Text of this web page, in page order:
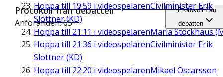
Hoppa till 19:59 i videospelarenCivilminister Erik
Slottner (KD)
Hoppa till 21:11 i videospelarenMaria Stockhaus
Hoppa till 21:36 i videospelarenCivilminister Erik
Slottner (KD)
Hoppa till 22:20 i videospelarenMikael Oscarsson
Protokoll från debatten
Anföranden: 65
Protokoll från
debatten